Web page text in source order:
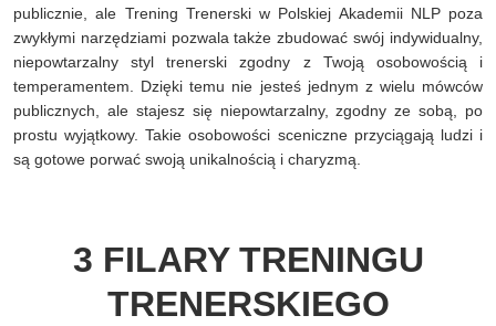
publicznie, ale Trening Trenerski w Polskiej Akademii NLP poza
zwykłymi narzędziami pozwala także zbudować swój indywidualny,
niepowtarzalny styl trenerski zgodny z Twoją osobowością i
temperamentem. Dzięki temu nie jesteś jednym z wielu mówców
publicznych, ale stajesz się niepowtarzalny, zgodny ze sobą, po
prostu wyjątkowy. Takie osobowości sceniczne przyciągają ludzi i
są gotowe porwać swoją unikalnością i charyzmą.
3 FILARY TRENINGU
TRENERSKIEGO